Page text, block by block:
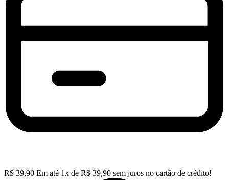
R$ 39,90 Em até 1x de R$ 39,90 sem juros no cartão de crédito!